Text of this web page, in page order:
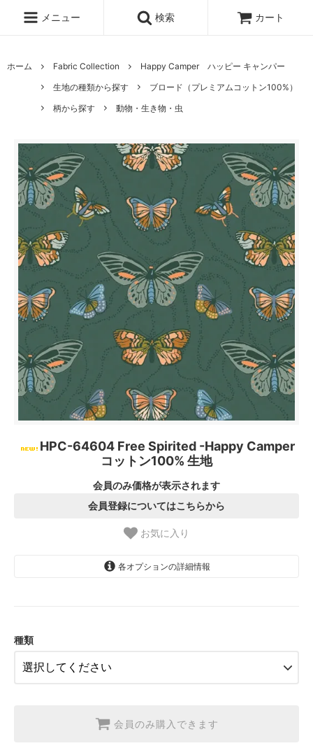
メニュー 検索 カート
ホーム Fabric Collection
Happy Camper ハッピー キャンパー
生地の種類から探す
ブロード（プレミアムコットン100%）
柄から探す
動物・生き物・虫
HPC-64604 Free Spirited -Happy Camper
コットン100% 生地
会員のみ価格が表示されます
会員登録についてはこちらから
お気に入り
各オプションの詳細情報
【2026/9/20〆10月発送予定分】
種類
会員のみ購入できます